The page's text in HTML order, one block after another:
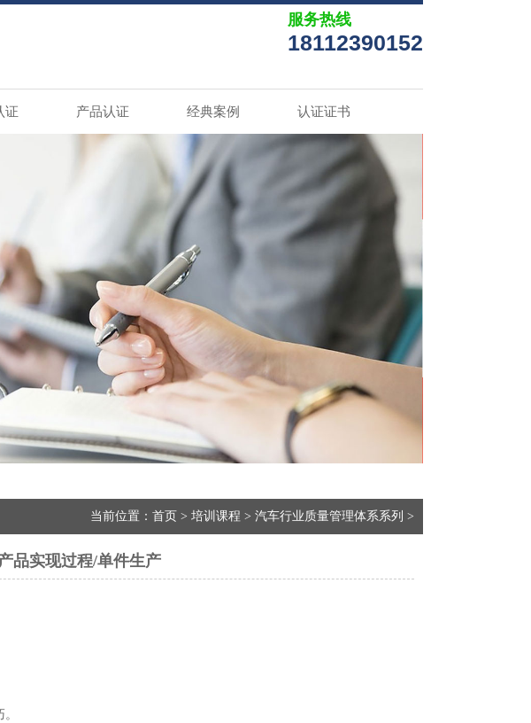
服务热线
18112390152
证 产品认证 经典案例 认证证书
当前位置： 首页 > 培训课程 > 汽车行业质量管理体系系列 >
品实现过程/单件生产